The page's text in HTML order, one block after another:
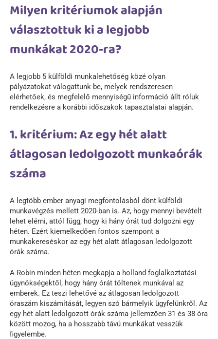
Milyen kritériumok alapján
választottuk ki a legjobb
munkákat 2020-ra?
A legjobb 5 külföldi munkalehetőség közé olyan
pályázatokat válogattunk be, melyek rendszeresen
elérhetőek, és megfelelő mennyiségű információ állt róluk
rendelkezésre a korábbi időszakok tapasztalatai alapján.
1. kritérium: Az egy hét alatt
átlagosan ledolgozott munkaórák
száma
A legtöbb ember anyagi megfontolásból dönt külföldi
munkavégzés mellett 2020-ban is. Az, hogy mennyi bevételt
lehet elérni, attól függ, hogy ki hány órát tud dolgozni egy
héten. Ezért kiemelkedően fontos szempont a
munkakereséskor az egy hét alatt átlagosan ledolgozott
órák száma.
A Robin minden héten megkapja a holland foglalkoztatási
ügynökségektől, hogy hány órát töltenek munkával az
emberek. Ez teszi lehetővé az átlagosan ledolgozott
óraszám kiszámítását, legyen szó bármelyik ügyfelünkről. Az
egy hét alatt ledolgozott órák száma jellemzően 31 és 38 óra
között mozog, ha a hosszabb távú munkákat vesszük
figyelembe.